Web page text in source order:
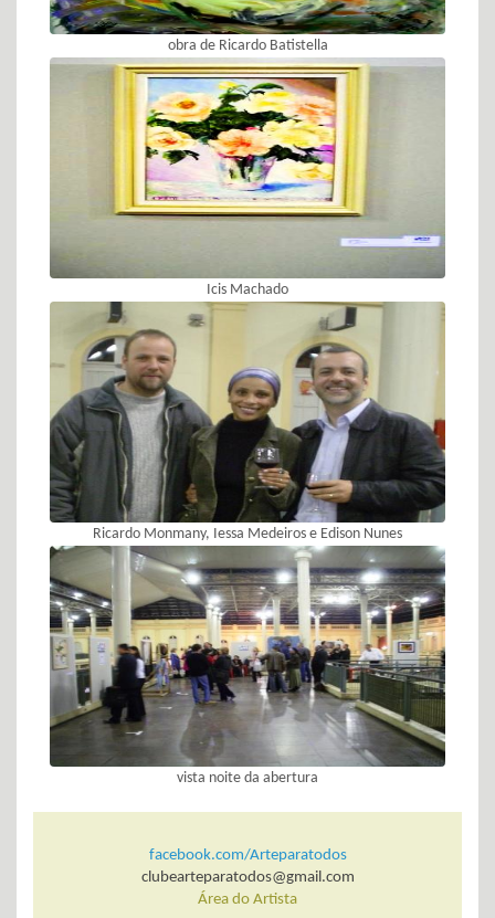
obra de Ricardo Batistella
Icis Machado
Ricardo Monmany, Iessa Medeiros e Edison Nunes
vista noite da abertura
facebook.com/Arteparatodos
clubearteparatodos@gmail.com
Área do Artista